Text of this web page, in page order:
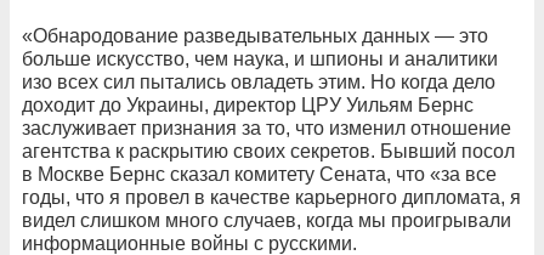
«Обнародование разведывательных данных — это
больше искусство, чем наука, и шпионы и аналитики
изо всех сил пытались овладеть этим. Но когда дело
доходит до Украины, директор ЦРУ Уильям Бернс
заслуживает признания за то, что изменил отношение
агентства к раскрытию своих секретов. Бывший посол
в Москве Бернс сказал комитету Сената, что «за все
годы, что я провел в качестве карьерного дипломата, я
видел слишком много случаев, когда мы проигрывали
информационные войны с русскими.